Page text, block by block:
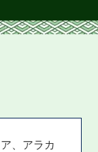
、アラカ